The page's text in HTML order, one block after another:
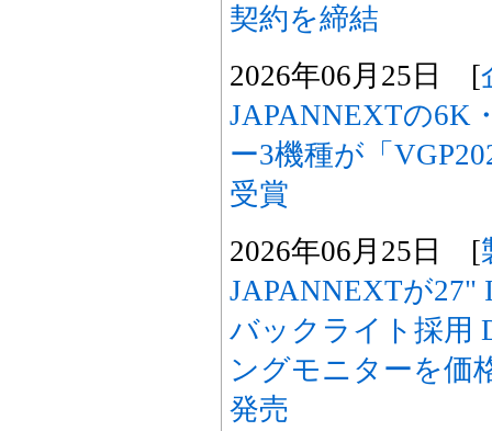
契約を締結
2026年06月25日 [
JAPANNEXTの6K
ー3機種が「
受賞
2026年06月25日 [
JAPANNEXTが27"
バックライト採用
ングモニターを価
発売